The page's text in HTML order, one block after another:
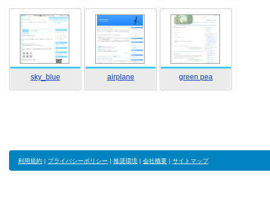
sky_blue airplane green pea
利用規約 | プライバシーポリシー | 推奨環境 | 会社概要 | サイトマップ